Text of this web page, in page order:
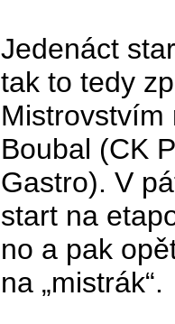
Jedenáct
tak to tedy
Mistrovstvím
Boubal (CK
Gastro). V
start na
no a pak
na „mistrák“.